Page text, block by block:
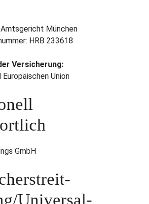
München
HRB 233618
Versicherung:
Union
GmbH
Universal­